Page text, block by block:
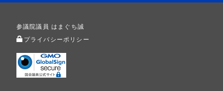
参議院議員 はまぐち誠
プライバシーポリシー